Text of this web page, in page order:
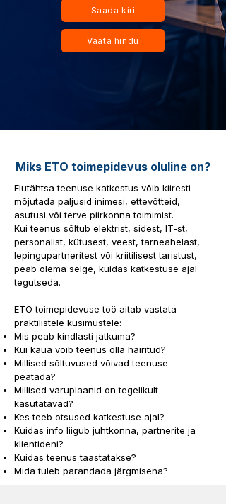
Saada kiri
Vaata hindu
Miks ETO toimepidevus oluline on?
Elutähtsa teenuse katkestus võib kiiresti
mõjutada paljusid inimesi, ettevõtteid,
asutusi või terve piirkonna toimimist.
Kui teenus sõltub elektrist, sidest, IT-st,
personalist, kütusest, veest, tarneahelast,
lepingupartneritest või kriitilisest taristust,
peab olema selge, kuidas katkestuse ajal
tegutseda.
ETO toimepidevuse töö aitab vastata
praktilistele küsimustele:
Mis peab kindlasti jätkuma?
Kui kaua võib teenus olla häiritud?
Millised sõltuvused võivad teenuse
peatada?
Millised varuplaanid on tegelikult
kasutatavad?
Kes teeb otsused katkestuse ajal?
Kuidas info liigub juhtkonna, partnerite ja
klientideni?
Kuidas teenus taastatakse?
Mida tuleb parandada järgmisena?